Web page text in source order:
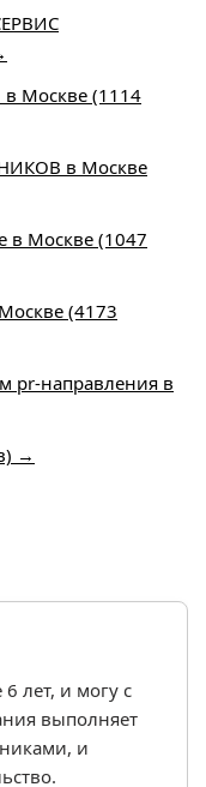
Москве (1114
в Москве
в Москве (1047
(4173
pr-направления в
→
лет, и могу с
выполняет
и